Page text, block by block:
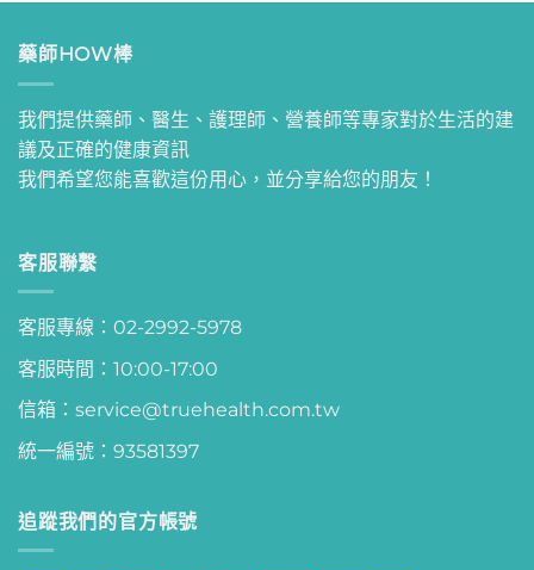
藥師HOW棒
我們提供藥師、醫生、護理師、營養師等專家對於生活的建
議及正確的健康資訊
我們希望您能喜歡這份用心，並分享給您的朋友！
客服聯繫
客服專線：02-2992-5978
客服時間：10:00-17:00
信箱：service@truehealth.com.tw
統一編號：93581397
追蹤我們的官方帳號